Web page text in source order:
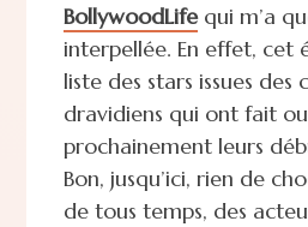
BollywoodLifequi m’a
interpellée. En effet, cet
liste des stars issues des
dravidiens qui ont fait
prochainement leurs
Bon, jusqu’ici, rien de
de tous temps, des